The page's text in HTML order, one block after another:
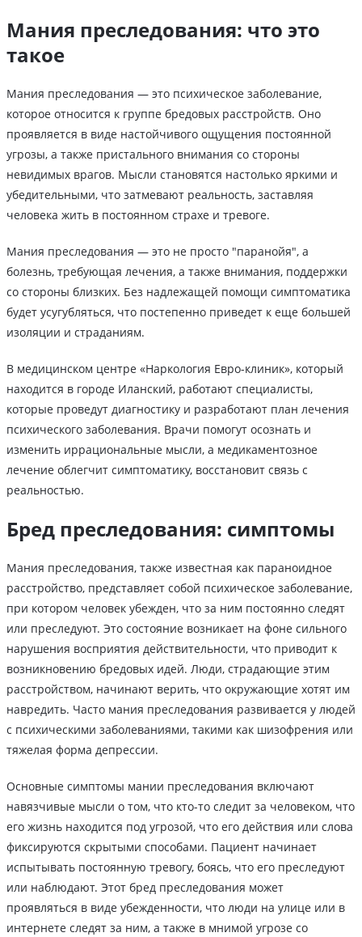
Мания преследования: что это
такое
Мания преследования — это психическое заболевание,
которое относится к группе бредовых расстройств. Оно
проявляется в виде настойчивого ощущения постоянной
угрозы, а также пристального внимания со стороны
невидимых врагов. Мысли становятся настолько яркими и
убедительными, что затмевают реальность, заставляя
человека жить в постоянном страхе и тревоге.
Мания преследования — это не просто "паранойя", а
болезнь, требующая лечения, а также внимания, поддержки
со стороны близких. Без надлежащей помощи симптоматика
будет усугубляться, что постепенно приведет к еще большей
изоляции и страданиям.
В медицинском центре «Наркология Евро-клиник», который
находится в городе Иланский, работают специалисты,
которые проведут диагностику и разработают план лечения
психического заболевания. Врачи помогут осознать и
изменить иррациональные мысли, а медикаментозное
лечение облегчит симптоматику, восстановит связь с
реальностью.
Бред преследования: симптомы
Мания преследования, также известная как параноидное
расстройство, представляет собой психическое заболевание,
при котором человек убежден, что за ним постоянно следят
или преследуют. Это состояние возникает на фоне сильного
нарушения восприятия действительности, что приводит к
возникновению бредовых идей. Люди, страдающие этим
расстройством, начинают верить, что окружающие хотят им
навредить. Часто мания преследования развивается у людей
с психическими заболеваниями, такими как шизофрения или
тяжелая форма депрессии.
Основные симптомы мании преследования включают
навязчивые мысли о том, что кто-то следит за человеком, что
его жизнь находится под угрозой, что его действия или слова
фиксируются скрытыми способами. Пациент начинает
испытывать постоянную тревогу, боясь, что его преследуют
или наблюдают. Этот бред преследования может
проявляться в виде убежденности, что люди на улице или в
интернете следят за ним, а также в мнимой угрозе со